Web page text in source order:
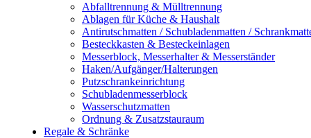
Abfalltrennung & Mülltrennung
Ablagen für Küche & Haushalt
Antirutschmatten / Schubladenmatten /
Besteckkasten & Besteckeinlagen
Messerblock, Messerhalter & Messerständer
Haken/Aufgänger/Halterungen
Putzschrankeinrichtung
Schubladenmesserblock
Wasserschutzmatten
Ordnung & Zusatzstauraum
Regale & Schränke